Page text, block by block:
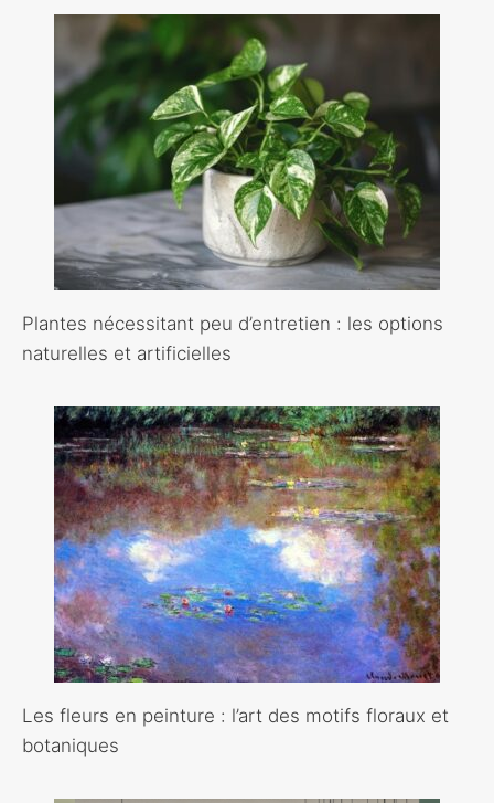
Plantes nécessitant peu d’entretien : les options
naturelles et artificielles
Les fleurs en peinture : l’art des motifs floraux et
botaniques